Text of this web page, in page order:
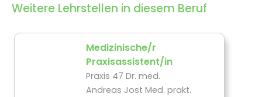
Weitere Lehrstellen in diesem Beruf
Medizinische/r
Praxisassistent/in
Praxis 47 Dr. med.
Andreas Jost Med. prakt.